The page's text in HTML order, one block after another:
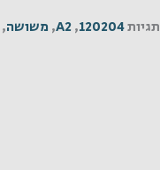
תגיות120204
,
A2
, משושה,